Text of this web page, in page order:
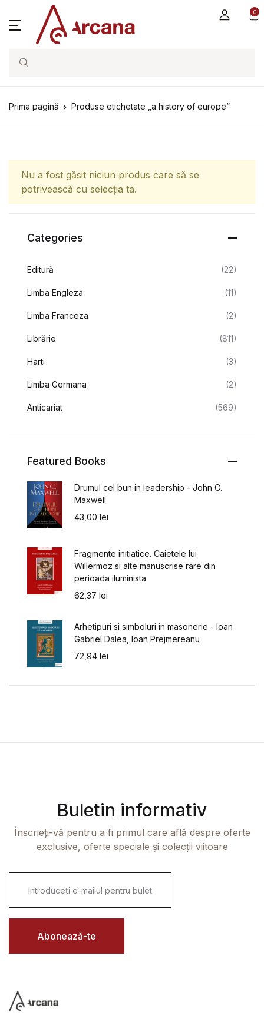
0
Search
Prima pagină Produse etichetate „a history of europe”
Nu a fost găsit niciun produs care să se
potrivească cu selecția ta.
Categories
Editură (22)
Limba Engleza (11)
Limba Franceza (2)
Librărie (811)
Harti (3)
Limba Germana (2)
Anticariat (569)
Featured Books
Drumul cel bun in leadership - John C.
Maxwell
43,00 lei
Fragmente initiatice. Caietele lui
Willermoz si alte manuscrise rare din
perioada iluminista
62,37 lei
Arhetipuri si simboluri in masonerie - Ioan
Gabriel Dalea, Ioan Prejmereanu
72,94 lei
Buletin informativ
Înscrieți-vă pentru a fi primul care află despre oferte
exclusive, oferte speciale și colecții viitoare
i
l
Abonează-te